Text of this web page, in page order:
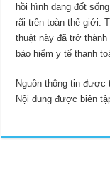
hồi hình dạng đốt
rãi trên toàn thế giới.
thuật này đã trở
bảo hiểm y tế thanh
Nguồn thông tin được
Nội dung được biên